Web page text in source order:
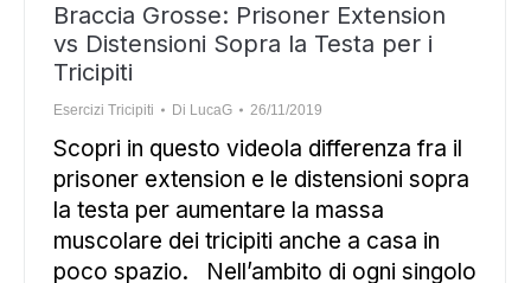
Braccia Grosse: Prisoner Extension
vs Distensioni Sopra la Testa per i
Tricipiti
Esercizi Tricipiti Di LucaG 26/11/2019
Scopri in questo videola differenza fra il
prisoner extension e le distensioni sopra
la testa per aumentare la massa
muscolare dei tricipiti anche a casa in
poco spazio. Nell’ambito di ogni singolo